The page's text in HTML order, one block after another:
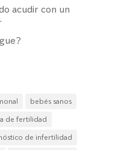
acudir con un
bebés sanos
de fertilidad
de infertilidad